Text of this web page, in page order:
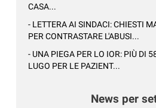
CASA...
- LETTERA AI SINDACI: CHIESTI
PER CONTRASTARE L'ABUSI...
- UNA PIEGA PER LO IOR: PIÙ DI
LUGO PER LE PAZIENT...
News per